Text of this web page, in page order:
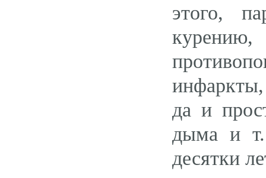
этого,
курению,
да и
дыма и т.
десятки